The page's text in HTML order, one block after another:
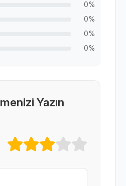
0%
0%
0%
0%
Yazın